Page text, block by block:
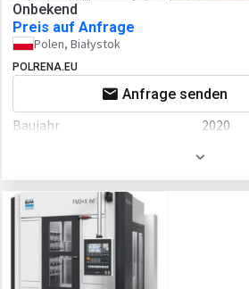
Onbekend
Preis auf Anfrage
Polen, Białystok
POLRENA.EU
Anfrage senden
Baujahr 2020
Leistung 68 P.S.